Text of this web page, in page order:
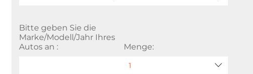
Bitte geben Sie die
Marke/Modell/Jahr Ihres
Autos an :
Menge: